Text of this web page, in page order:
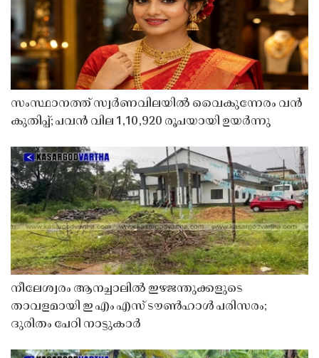
സംസ്ഥാനത്ത് സ്വർണവിലയിൽ വൈകുന്നേരം വൻ
കുതിപ്പ്; പവൻ വില 1,10,920 രൂപയായി ഉയർന്നു
നീലേശ്വരം ആനച്ചാലിൽ ഇഴജന്തുക്കളുടെ
താവളമായി ഇ എം എസ് ടൗൺഹാൾ പരിസരം;
ദുരിതം പേറി നാട്ടുകാർ